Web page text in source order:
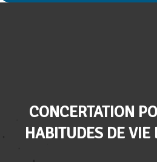
CONCERTATION
HABITUDES DE VIE